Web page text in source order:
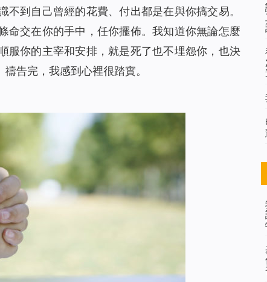
到自己曾經的花費、付出都是在與你搞交易。
命交在你的手中，任你擺佈。我知道你無論怎麼
服你的主宰和安排，就是死了也不埋怨你，也決
告完，我感到心裡很踏實。